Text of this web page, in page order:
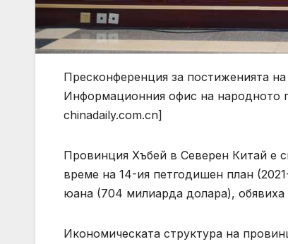
Пресконференция за постиженията
Информационния офис на народното
chinadaily.com.cn]
Провинция Хъбей в Северен Китай е
време на 14-ия петгодишен план
юана (704 милиарда долара),
Икономическата структура на